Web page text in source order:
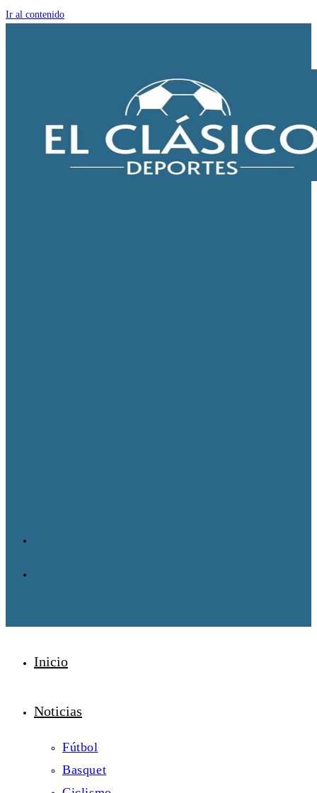
Ir al contenido
Inicio
Noticias
Fútbol
Basquet